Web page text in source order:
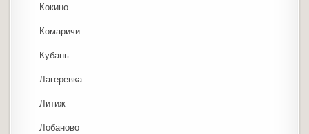
Кокино
Комаричи
Кубань
Лагеревка
Литиж
Лобаново